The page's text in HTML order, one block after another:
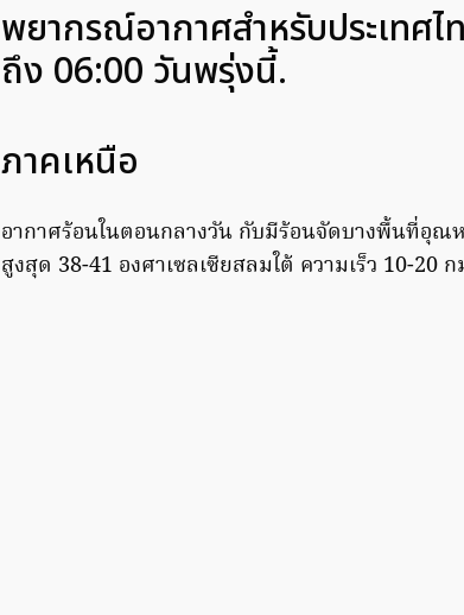
พยากรณ์อากาศสำหรับประเทศ
ถึง 06:00 วันพรุ่งนี้.
ภาคเหนือ
อากาศร้อนในตอนกลางวัน กับมีร้อนจัดบางพื้นที่อุ
สูงสุด 38-41 องศาเซลเซียสลมใต้ ความเร็ว 10-20